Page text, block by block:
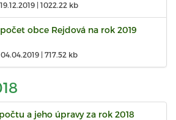
19.12.2019 | 1022.22 kb
obce Rejdová na rok 2019
04.04.2019 | 717.52 kb
a jeho úpravy za rok 2018